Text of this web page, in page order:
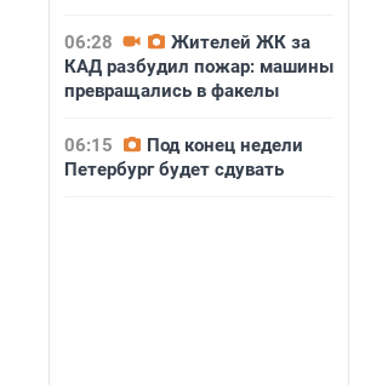
06:28
Жителей ЖК за
КАД разбудил пожар: машины
превращались в факелы
06:15
Под конец недели
Петербург будет сдувать